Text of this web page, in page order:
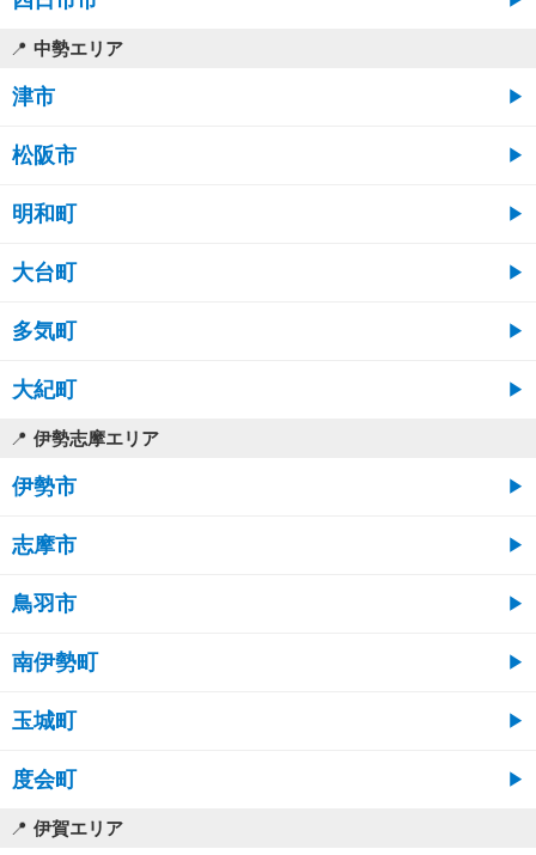
中勢エリア
津市
松阪市
明和町
大台町
多気町
大紀町
伊勢志摩エリア
伊勢市
志摩市
鳥羽市
南伊勢町
玉城町
度会町
伊賀エリア